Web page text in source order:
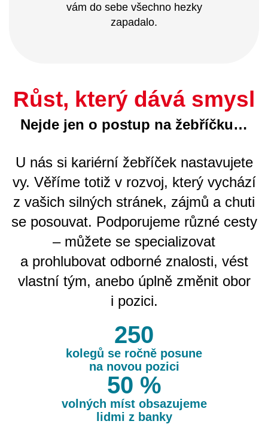
vám do sebe všechno hezky
zapadalo.
Růst, který dává smysl
Nejde jen o postup na žebříčku…
U nás si kariérní žebříček nastavujete
vy. Věříme totiž v rozvoj, který vychází
z vašich silných stránek, zájmů a chuti
se posouvat. Podporujeme různé cesty
– můžete se specializovat
a prohlubovat odborné znalosti, vést
vlastní tým, anebo úplně změnit obor
i pozici.
250
kolegů se ročně posune
na novou pozici
50 %
volných míst obsazujeme
lidmi z banky